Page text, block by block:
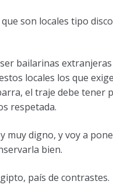
que son locales tipo
bailarinas
locales los que
el traje debe tener
respetada.
muy digno, y voy a
bien.
país de contrastes.